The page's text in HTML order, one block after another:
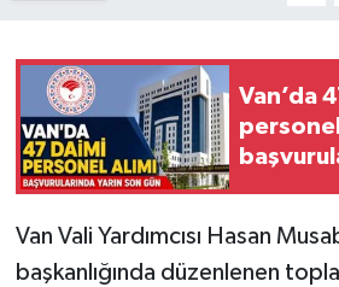
Van’da
personel
Van Vali Yardımcısı Hasan
başkanlığında düzenlenen